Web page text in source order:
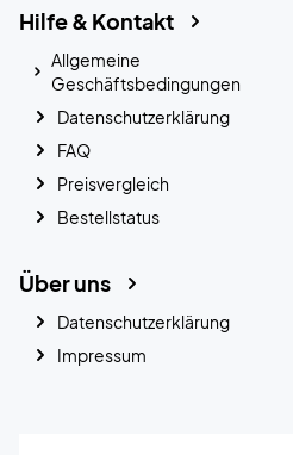
Hilfe & Kontakt
Allgemeine
Geschäftsbedingungen
Datenschutzerklärung
FAQ
Preisvergleich
Bestellstatus
Über uns
Datenschutzerklärung
Impressum